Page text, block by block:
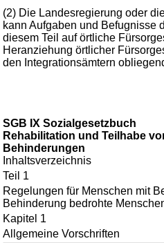
(2) Die Landesregierung oder
kann Aufgaben und Befugnisse
diesem Teil auf örtliche
Heranziehung örtlicher
den Integrationsämtern
SGB IX Sozialgesetzbuch
Rehabilitation und Teilhabe
Behinderungen
Inhaltsverzeichnis
Teil 1
Regelungen für Menschen mit
Behinderung bedrohte
Kapitel 1
Allgemeine Vorschriften